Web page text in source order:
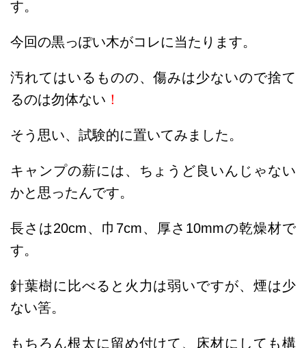
す。
今回の黒っぽい木がコレに当たります。
汚れてはいるものの、傷みは少ないので捨て
るのは勿体ない ！
そう思い、試験的に置いてみました。
キャンプの薪には、ちょうど良いんじゃない
かと思ったんです。
長さは20cm、巾7cm、厚さ10mmの乾燥材で
す。
針葉樹に比べると火力は弱いですが、煙は少
ない筈。
もちろん根太に留め付けて、床材にしても構